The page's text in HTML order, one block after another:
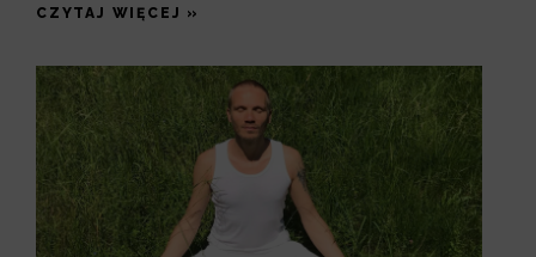
CZYTAJ WIĘCEJ »